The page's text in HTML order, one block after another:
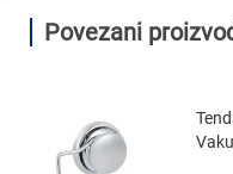
Povezani